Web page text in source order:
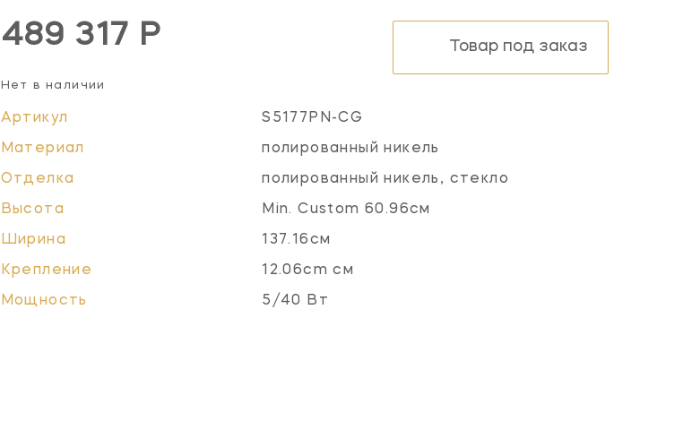
489 317 Р
Нет в наличии
Товар под заказ
Артикул S5177PN-CG
Материал полированный никель
Отделка полированный никель, стекло
Высота Min. Custom 60.96см
Ширина 137.16см
Крепление 12.06cm см
Мощность 5/40 Вт